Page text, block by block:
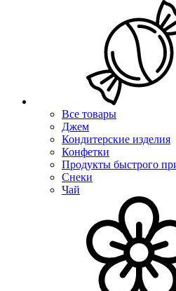
Все товары
Джем
Кондитерские изделия
Конфетки
Продукты быстрого
Снеки
Чай